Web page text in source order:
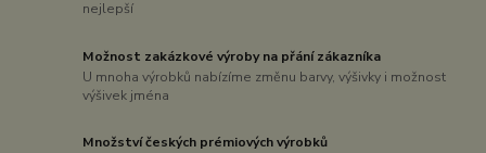
nejlepší
Možnost zakázkové výroby na přání zákazníka
U mnoha výrobků nabízíme změnu barvy, výšivky i možnost
výšivek jména
Množství českých prémiových výrobků